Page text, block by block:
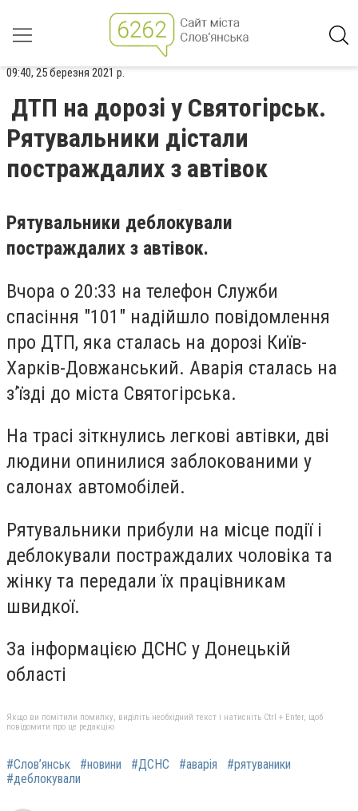
09:40, 25 березня 2021 р.
ДТП на дорозі у Святогірськ.
Рятувальники дістали
постраждалих з автівок
Рятувальники деблокували
постраждалих з автівок.
Вчора о 20:33 на телефон Служби
спасіння "101" надійшло повідомлення
про ДТП, яка сталась на дорозі Київ-
Харків-Довжанський. Аварія сталась на
з’їзді до міста Святогірська.
На трасі зіткнулись легкові автівки, дві
людини опинилися заблокованими у
салонах автомобілей.
Рятувальники прибули на місце події і
деблокували постраждалих чоловіка та
жінку та передали їх працівникам
швидкої.
За інформацією ДСНС у Донецькій
області
Якщо ви помітили помилку, виділіть необхідний текст і натисніть Ctrl + Enter, щоб
повідомити про це редакцію
#Слов’янськ #новини #ДСНС #аварія
#рятуваники
#деблокували